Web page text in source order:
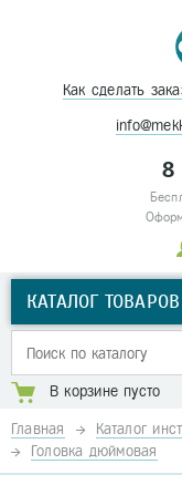
Как сделать
8
КАТАЛОГ ТОВАРОВ
В корзине пусто
Главная Каталог
Головка дюймовая